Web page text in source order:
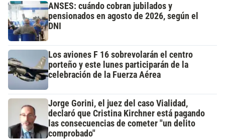
ANSES: cuándo cobran jubilados y
pensionados en agosto de 2026, según el
DNI
Los aviones F 16 sobrevolarán el centro
porteño y este lunes participarán de la
celebración de la Fuerza Aérea
Jorge Gorini, el juez del caso Vialidad,
declaró que Cristina Kirchner está pagando
las consecuencias de cometer "un delito
comprobado"